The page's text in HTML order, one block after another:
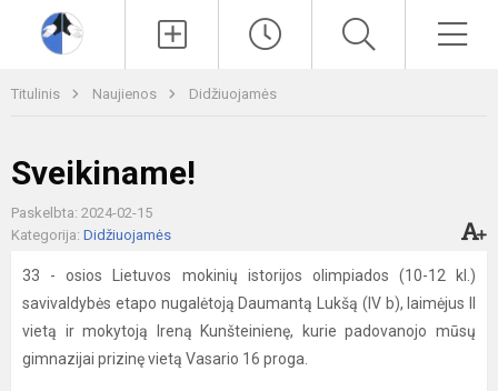
Titulinis Naujienos Didžiuojamės
Sveikiname!
Paskelbta: 2024-02-15
Kategorija: Didžiuojamės
33 - osios Lietuvos mokinių istorijos olimpiados (10-12 kl.)
savivaldybės etapo nugalėtoją Daumantą Lukšą (IV b), laimėjus II
vietą ir mokytoją Ireną Kunšteinienę, kurie padovanojo mūsų
gimnazijai prizinę vietą Vasario 16 proga.